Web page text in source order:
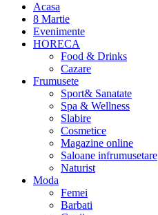
Acasa
8 Martie
Evenimente
HORECA
Food & Drinks
Cazare
Frumusete
Sport& Sanatate
Spa & Wellness
Slabire
Cosmetice
Magazine online
Saloane infrumusetare
Naturist
Moda
Femei
Barbati